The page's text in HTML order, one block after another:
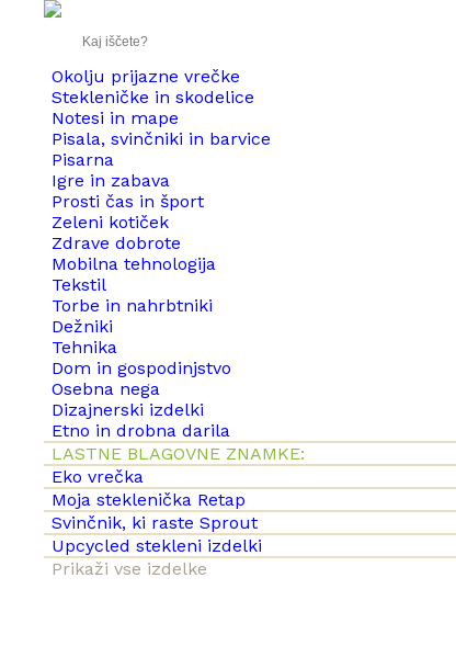
Okolju prijazne vrečke
Stekleničke in skodelice
Notesi in mape
Pisala, svinčniki in barvice
Pisarna
Igre in zabava
Prosti čas in šport
Zeleni kotiček
Zdrave dobrote
Mobilna tehnologija
Tekstil
Torbe in nahrbtniki
Dežniki
Tehnika
Dom in gospodinjstvo
Osebna nega
Dizajnerski izdelki
Etno in drobna darila
LASTNE BLAGOVNE ZNAMKE:
Eko vrečka
Moja steklenička Retap
Svinčnik, ki raste Sprout
Upcycled stekleni izdelki
Prikaži vse izdelke